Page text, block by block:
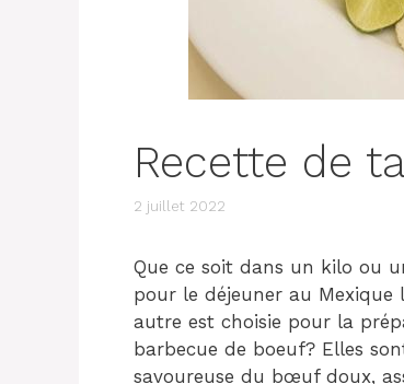
Recette de
2 juillet 2022
Que ce soit dans un kilo ou
pour le déjeuner au Mexique
autre est choisie pour la
barbecue de boeuf? Elles
savoureuse du bœuf doux,